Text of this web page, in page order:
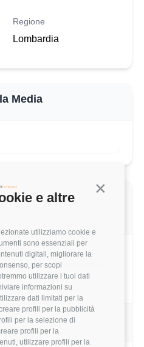
Continua
e altre
utilizziamo cookie e
sono essenziali per
digitali, migliorare la
per scopi
utilizzare i tuoi dati
informazioni su
dati limitati per la
profili per la pubblicità
per la selezione di
profili per la
utilizzare profili per la
Regione
Lombardia
Media
Deloitte
utente
5 parametri di valutazione